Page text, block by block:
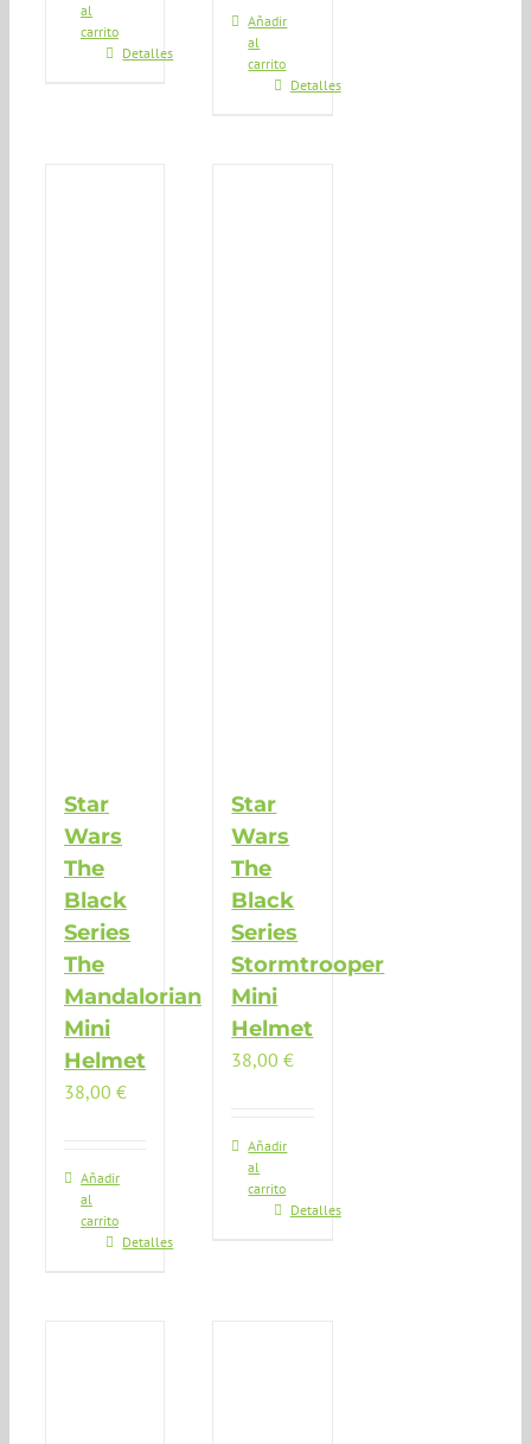
al
carrito
Detalles
Añadir
al
carrito
Detalles
Star
Wars
The
Black
Series
The
Mandalorian
Mini
Helmet
38,00 €
Añadir
al
carrito
Detalles
Star
Wars
The
Black
Series
Stormtrooper
Mini
Helmet
38,00€
Añadir
al
carrito
Detalles